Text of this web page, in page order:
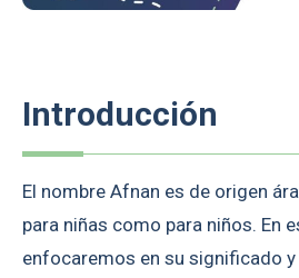
Introducción
El nombre Afnan es de origen
para niñas como para niños. En
enfocaremos en su significado